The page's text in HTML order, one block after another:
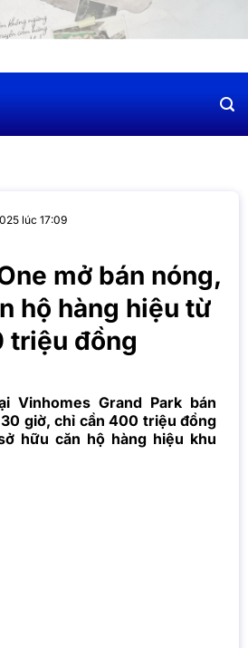
lúc 17:09
mở bán nóng,
hộ hàng hiệu từ
triệu đồng
Vinhomes Grand Park bán
giờ, chỉ cần 400 triệu đồng
hữu căn hộ hàng hiệu khu